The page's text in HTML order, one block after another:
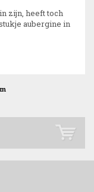
zijn, heeft toch
aubergine in